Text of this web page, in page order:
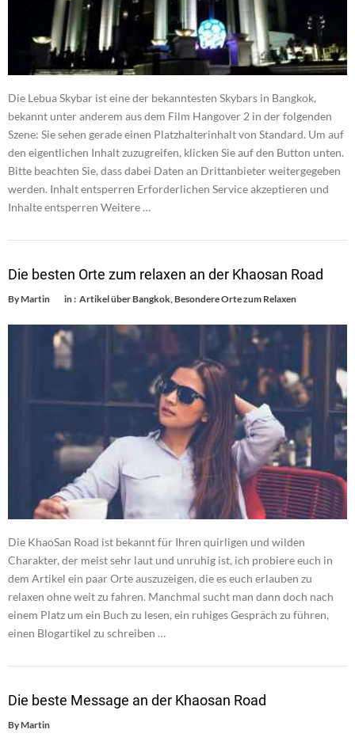
Die Lebua Skybar ist eine der bekanntesten Skybars in Bangkok,
bekannt unter anderem aus dem Film Hangover 2 in der folgenden
Szene: Sie sehen gerade einen Platzhalterinhalt von Standard. Um auf
den eigentlichen Inhalt zuzugreifen, klicken Sie auf den Button unten.
Bitte beachten Sie, dass dabei Daten an Drittanbieter weitergegeben
werden. Inhalt entsperren Erforderlichen Service akzeptieren und
Inhalte entsperren Weitere …
Die besten Orte zum relaxen an der Khaosan Road
ByMartin in : Artikel über Bangkok,Besondere Orte zum Relaxen
Die KhaoSan Road ist bekannt für Ihren quirligen und wilden
Charakter, der meist sehr laut und unruhig ist, ich probiere euch in
dem Artikel ein paar Orte auszuzeigen, die es euch erlauben zu
relaxen ohne weit zu fahren. Manchmal sucht man dann doch nach
einem Platz um ein Buch zu lesen, ein ruhiges Gespräch zu führen,
einen Blogartikel zu schreiben …
Die beste Message an der Khaosan Road
ByMartin